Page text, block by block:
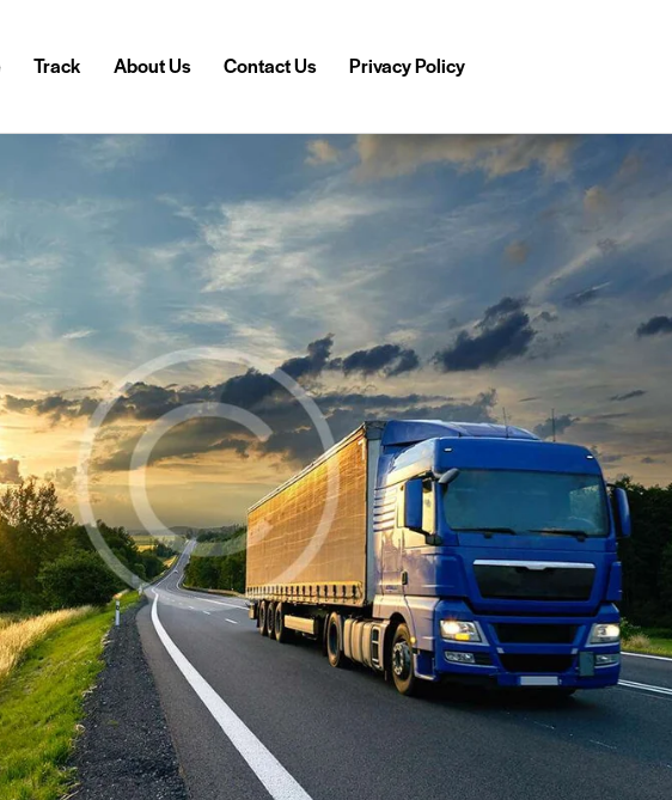
Track About Us Contact Us Privacy Policy
TRUCKS